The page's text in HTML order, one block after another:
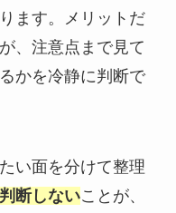
ます。メリットだ
、注意点まで見て
かを冷静に判断で
い面を分けて整理
断しないことが、